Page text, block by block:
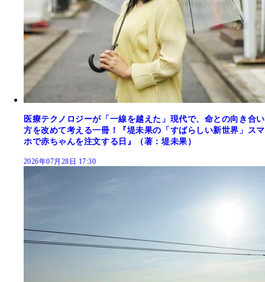
医療テクノロジーが「一線を越えた」現代で、命との向き合い
方を改めて考える一冊！『堤未果の「すばらしい新世界」スマ
ホで赤ちゃんを注文する日』（著：堤未果）
2026年07月28日 17:30